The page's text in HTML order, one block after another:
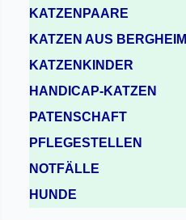
KATZENPAARE
KATZEN AUS BERGHEIM
KATZENKINDER
HANDICAP-KATZEN
PATENSCHAFT
PFLEGESTELLEN
NOTFÄLLE
HUNDE